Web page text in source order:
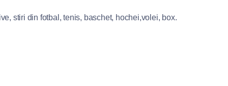
stiri din fotbal, tenis, baschet, hochei,volei, box.